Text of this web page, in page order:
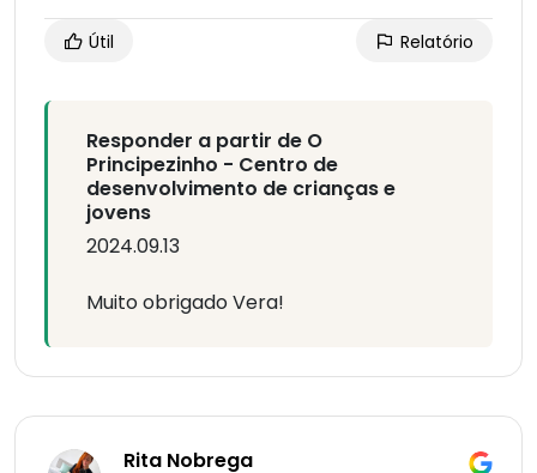
Útil Relatório
Responder a partir de O
Principezinho - Centro de
desenvolvimento de crianças e
jovens
2024.09.13
Muito obrigado Vera!
Rita Nobrega